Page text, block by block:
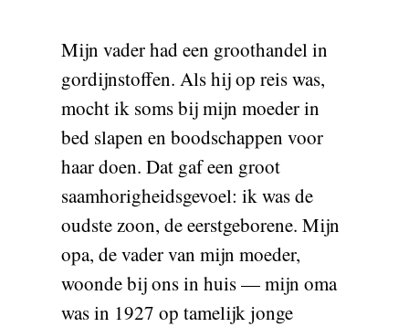
Mijn vader had een groothandel in
gordijnstoffen. Als hij op reis was,
mocht ik soms bij mijn moeder in
bed slapen en boodschappen voor
haar doen. Dat gaf een groot
saamhorigheidsgevoel: ik was de
oudste zoon, de eerstgeborene. Mijn
opa, de vader van mijn moeder,
woonde bij ons in huis — mijn oma
was in 1927 op tamelijk jonge